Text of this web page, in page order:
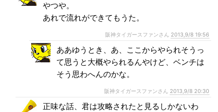
やつや。
あれで流れができてもうた。
阪神タイガースファンさん 2013,9/8 19:56
ああゆうとき、あ、ここからやられそうっ
て思うと大概やられるんやけど、ベンチは
そう思わへんのかな。
阪神タイガースファンさん 2013,9/8 20:30
正味な話、君は攻略されたと見るしかないわ